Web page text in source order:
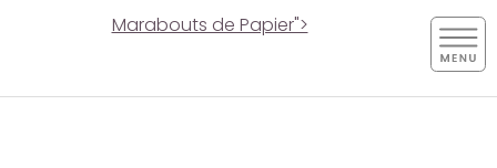
Marabouts de Papier">